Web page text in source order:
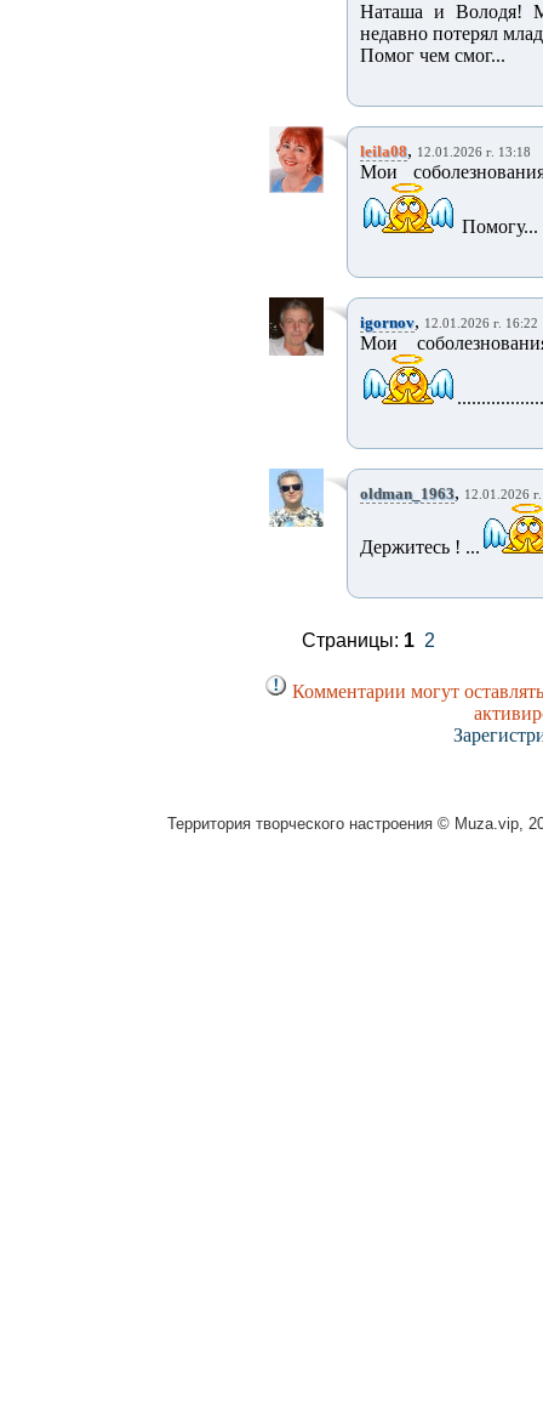
Наташа и Володя!
недавно потерял
Помог чем смог...
leila08, 12.01.2026 г. 13:18
Мои
Помогу...
igornov, 12.01.2026 г. 16:22
Мои
oldman_1963, 12.01.2026
Держитесь ! ...
Страницы: 1 2
Комментарии могут
Территория творческого настроения © Muza.vip,